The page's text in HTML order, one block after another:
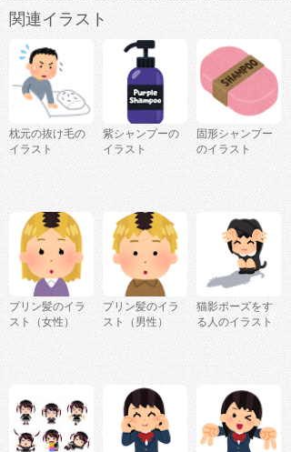
関連イラスト
枕元の抜け毛の
イラスト
紫シャンプーの
イラスト
固形シャンプー
のイラスト
プリン髪のイラ
スト（女性）
プリン髪のイラ
スト（男性）
猫影ポーズをす
る人のイラスト